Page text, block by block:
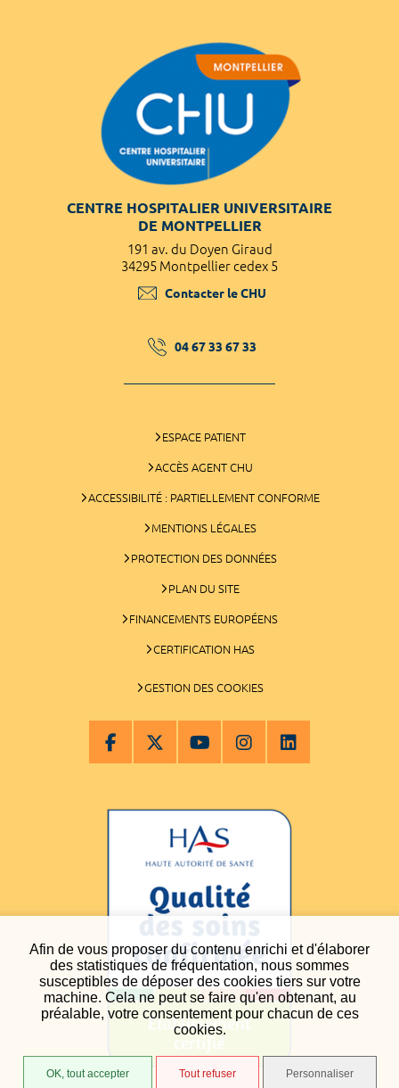
Afin de vous proposer du contenu enrichi et d'élaborer
des statistiques de fréquentation, nous sommes
susceptibles de déposer des cookies tiers sur votre
machine. Cela ne peut se faire qu'en obtenant, au
préalable, votre consentement pour chacun de ces
cookies.
OK, tout accepter Tout refuser Personnaliser
CENTRE HOSPITALIER UNIVERSITAIRE
DE MONTPELLIER
191 av. du Doyen Giraud
34295 Montpellier cedex 5
Contacter le CHU
04 67 33 67 33
ESPACE PATIENT
ACCÈS AGENT CHU
ACCESSIBILITÉ : PARTIELLEMENT CONFORME
MENTIONS LÉGALES
PROTECTION DES DONNÉES
PLAN DU SITE
FINANCEMENTS EUROPÉENS
CERTIFICATION HAS
GESTION DES COOKIES